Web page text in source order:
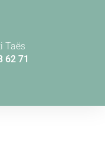
Taës
62 71